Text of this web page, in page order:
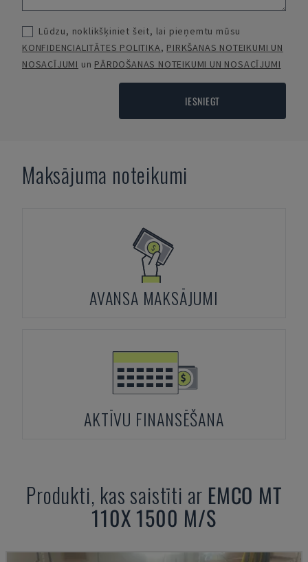
Lūdzu, noklikšķiniet šeit, lai pieņemtu mūsu
KONFIDENCIALITĀTES POLITIKA, PIRKŠANAS NOTEIKUMI UN
NOSACĪJUMI un PĀRDOŠANAS NOTEIKUMI UN NOSACĪJUMI
IESNIEGT
Maksājuma noteikumi
AVANSA MAKSĀJUMI
AKTĪVU FINANSĒŠANA
Produkti, kas saistīti ar EMCO MT
110X 1500 M/S